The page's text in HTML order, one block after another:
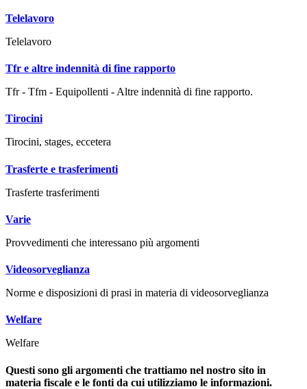
Telelavoro
Telelavoro
Tfr e altre indennità di fine rapporto
Tfr - Tfm - Equipollenti - Altre indennità di fine rapporto.
Tirocini
Tirocini, stages, eccetera
Trasferte e trasferimenti
Trasferte trasferimenti
Varie
Provvedimenti che interessano più argomenti
Videosorveglianza
Norme e disposizioni di prasi in materia di videosorveglianza
Welfare
Welfare
Questi sono gli argomenti che trattiamo nel nostro sito in
materia fiscale e le fonti da cui utilizziamo le informazioni.